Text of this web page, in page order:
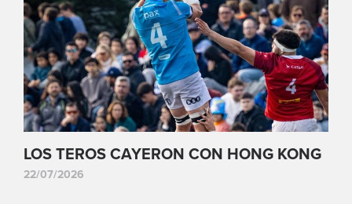
LOS TEROS CAYERON CON HONG KONG
22/07/2026